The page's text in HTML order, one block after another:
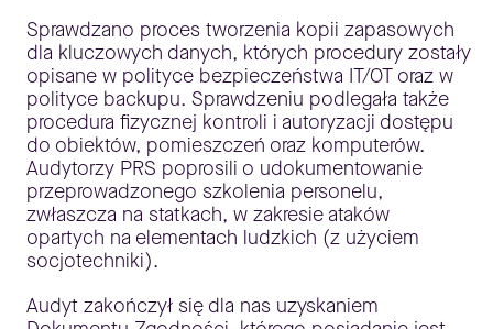
Sprawdzano proces tworzenia kopii zapasowych
dla kluczowych danych, których procedury zostały
opisane w polityce bezpieczeństwa IT/OT oraz w
polityce backupu. Sprawdzeniu podlegała także
procedura fizycznej kontroli i autoryzacji dostępu
do obiektów, pomieszczeń oraz komputerów.
Audytorzy PRS poprosili o udokumentowanie
przeprowadzonego szkolenia personelu,
zwłaszcza na statkach, w zakresie ataków
opartych na elementach ludzkich (z użyciem
socjotechniki).
Audyt zakończył się dla nas uzyskaniem